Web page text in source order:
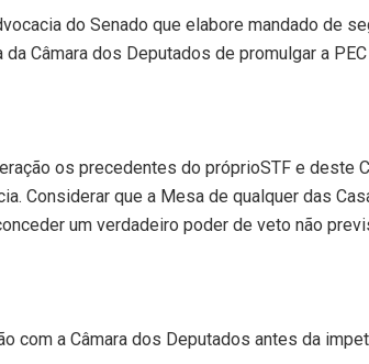
do Senado que elabore mandado de
Câmara dos Deputados de promulgar a
os precedentes do próprioSTF e deste
Considerar que a Mesa de qualquer das
um verdadeiro poder de veto não
com a Câmara dos Deputados antes da